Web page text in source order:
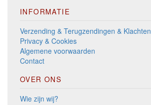
INFORMATIE
Verzending & Terugzendingen & Klachten
Privacy & Cookies
Algemene voorwaarden
Contact
OVER ONS
Wie zijn wij?